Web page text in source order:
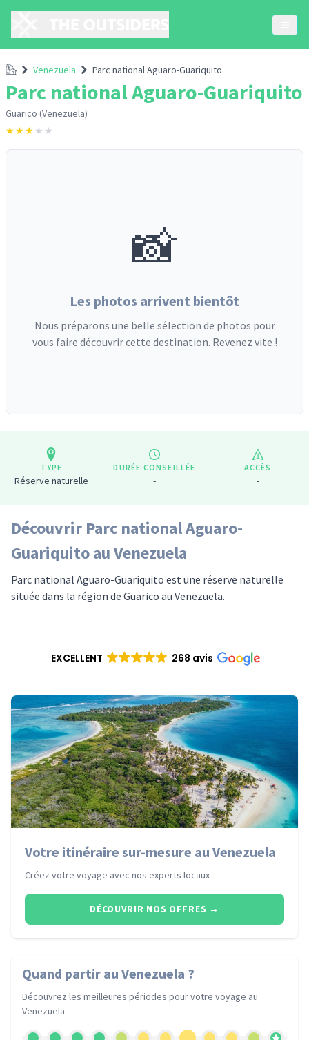
AccueilVenezuela Parc national Aguaro-Guariquito
Parc national Aguaro-Guariquito
Guarico (Venezuela)
★★★ ★ ★
📸
Les photos arrivent bientôt
Nous préparons une belle sélection de photos pour
vous faire découvrir cette destination. Revenez vite !
TYPE
Réserve naturelle
DURÉE CONSEILLÉE
-
ACCÈS
-
Découvrir Parc national Aguaro-
Guariquito au Venezuela
Parc national Aguaro-Guariquito est une réserve naturelle
située dans la région de Guarico au Venezuela.
EXCELLENT 268 avis
Votre itinéraire sur-mesure au Venezuela
Créez votre voyage avec nos experts locaux
DÉCOUVRIR NOS OFFRES →
Quand partir au Venezuela ?
Découvrez les meilleures périodes pour votre voyage au
Venezuela.